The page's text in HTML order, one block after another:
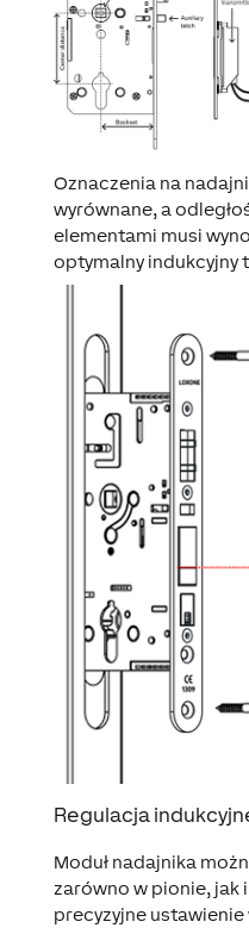
Oznaczenia na
wyrównane, a
elementami musi
optymalny indukcyjny
Regulacja
Moduł nadajnika
zarówno w pionie, jak
precyzyjne ustawienie